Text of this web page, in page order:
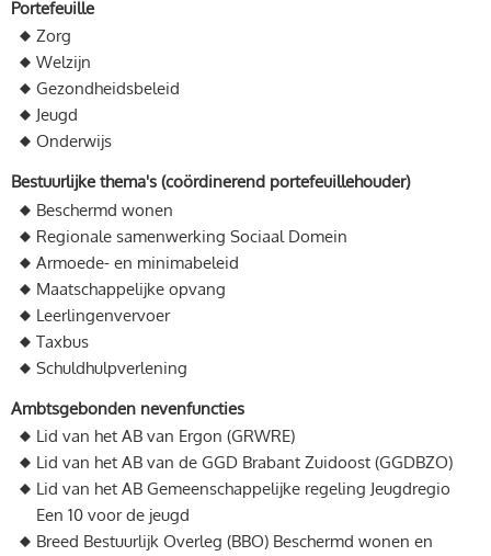
Portefeuille
Zorg
Welzijn
Gezondheidsbeleid
Jeugd
Onderwijs
Bestuurlijke thema's (coördinerend portefeuillehouder)
Beschermd wonen
Regionale samenwerking Sociaal Domein
Armoede- en minimabeleid
Maatschappelijke opvang
Leerlingenvervoer
Taxbus
Schuldhulpverlening
Ambtsgebonden nevenfuncties
Lid van het AB van Ergon (GRWRE)
Lid van het AB van de GGD Brabant Zuidoost (GGDBZO)
Lid van het AB Gemeenschappelijke regeling Jeugdregio
Een 10 voor de jeugd
Breed Bestuurlijk Overleg (BBO) Beschermd wonen en